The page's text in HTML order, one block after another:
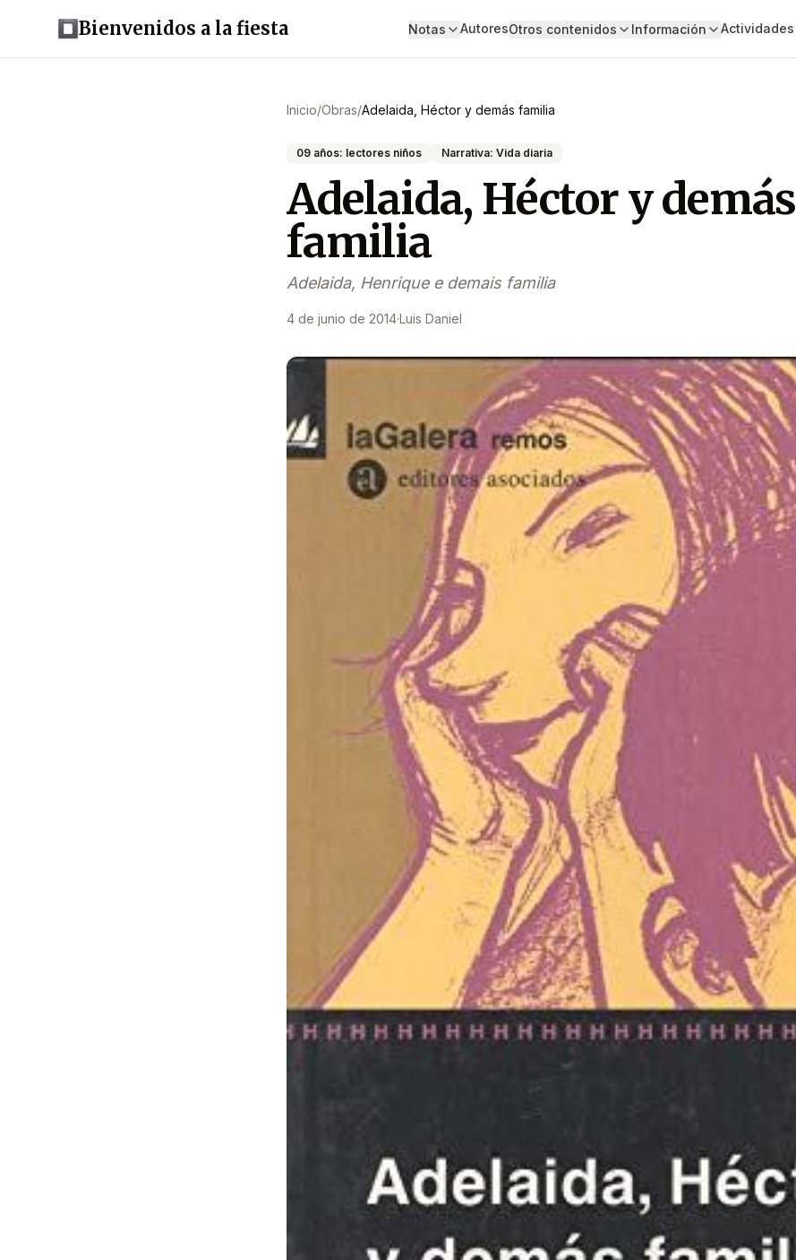
Bienvenidos a la fiesta Notas AutoresOtros contenidos Información Actividades
Inicio/Obras/Adelaida, Héctor y demás familia
09 años: lectores niños Narrativa: Vida diaria
Adelaida, Héctor y demás
familia
Adelaida, Henrique e demais familia
4 de junio de 2014·Luis Daniel